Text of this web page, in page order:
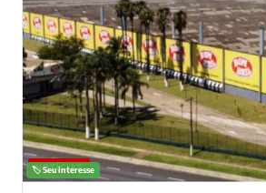
NOTÍCIAS
🏷️ Seu interesse